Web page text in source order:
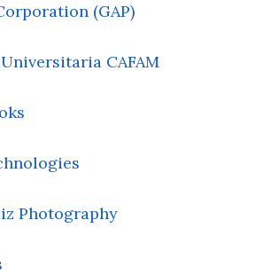
(GAP)
CAFAM
Photography